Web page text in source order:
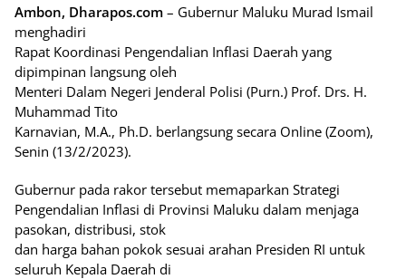
Ambon, Dharapos.com – Gubernur Maluku Murad Ismail
menghadiri
Rapat Koordinasi Pengendalian Inflasi Daerah yang
dipimpinan langsung oleh
Menteri Dalam Negeri Jenderal Polisi (Purn.) Prof. Drs. H.
Muhammad Tito
Karnavian, M.A., Ph.D. berlangsung secara Online (Zoom),
Senin (13/2/2023).
Gubernur pada rakor tersebut memaparkan Strategi
Pengendalian Inflasi di Provinsi Maluku dalam menjaga
pasokan, distribusi, stok
dan harga bahan pokok sesuai arahan Presiden RI untuk
seluruh Kepala Daerah di